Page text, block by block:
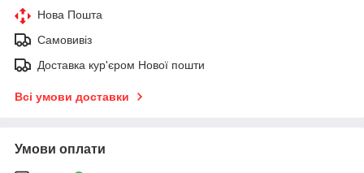
Нова Пошта
Самовивіз
Доставка кур'єром Нової пошти
Всі умови доставки
Умови оплати